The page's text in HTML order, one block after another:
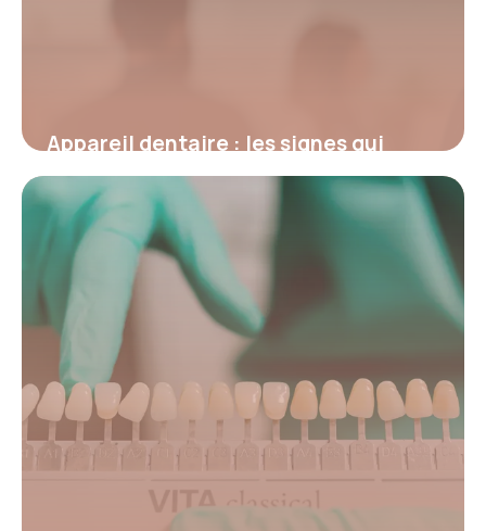
Appareil dentaire : les signes qui
indiquent que vous en avez vraiment
besoin
19 mai 2026